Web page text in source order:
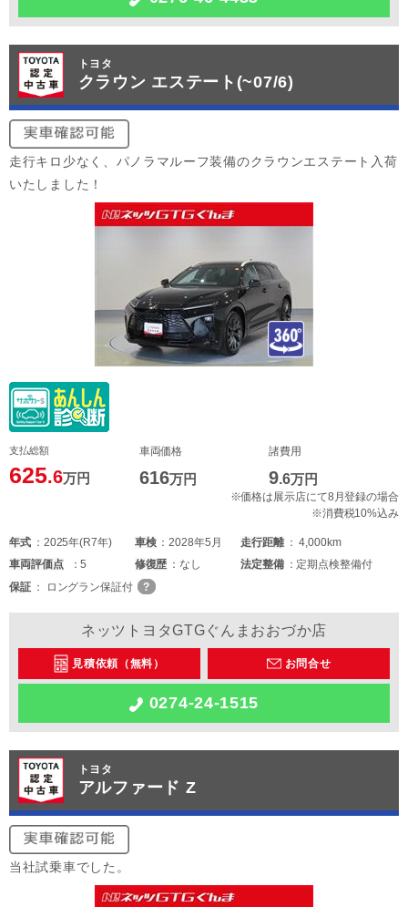
トヨタ
クラウン エステート(~07/6)
走行キロ少なく、パノラマルーフ装備のクラウンエステート入荷
いたしました！
支払総額
625.6万円
車両価格
616万円
諸費用
9.6万円
※価格は展示店にて8月登録の場合
※消費税10%込み
年式 2025年(R7年) 車検 2028年5月 走行距離
4,000km
車両評価点 5 修復歴 なし 法定整備
定期点検整備付
保証
ロングラン保証付
ネッツトヨタGTGぐんまおおづか店
見積依頼（無料） お問合せ
0274-24-1515
トヨタ
アルファード Z
当社試乗車でした。